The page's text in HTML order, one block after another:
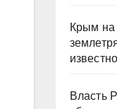
Крым на
известно
Власть